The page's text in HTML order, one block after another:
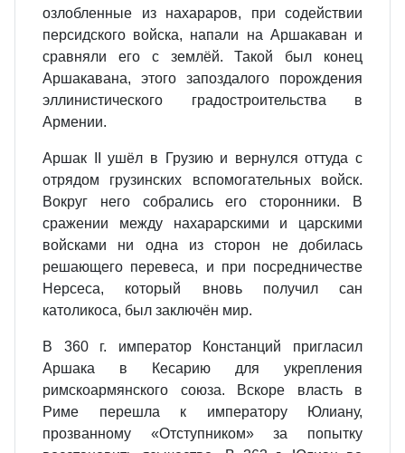
озлобленные из нахараров, при содействии
персидского войска, напали на Аршакаван и
сравняли его с землёй. Такой был конец
Аршакавана, этого запоздалого порождения
эллинистического градостроительства в
Армении.
Аршак II ушёл в Грузию и вернулся оттуда с
отрядом грузинских вспомогательных войск.
Вокруг него собрались его сторонники. В
сражении между нахарарскими и царскими
войсками ни одна из сторон не добилась
решающего перевеса, и при посредничестве
Нерсеса, который вновь получил сан
католикоса, был заключён мир.
В 360 г. император Констанций пригласил
Аршака в Кесарию для укрепления
римскоармянского союза. Вскоре власть в
Риме перешла к императору Юлиану,
прозванному «Отступником» за попытку